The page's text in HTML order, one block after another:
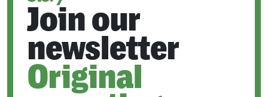
Join our
newsletter
Original